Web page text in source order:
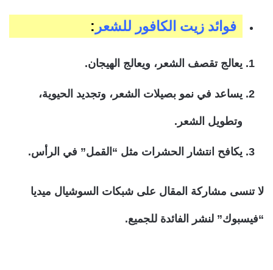
فوائد زيت الكافور للشعر :
يعالج تقصف الشعر، ويعالج الهيجان.
يساعد في نمو بصيلات الشعر، وتجديد الحيوية،
وتطويل الشعر.
يكافح انتشار الحشرات مثل “القمل” في الرأس.
لا تنسى مشاركة المقال على شبكات السوشيال ميديا
“فيسبوك” لنشر الفائدة للجميع.